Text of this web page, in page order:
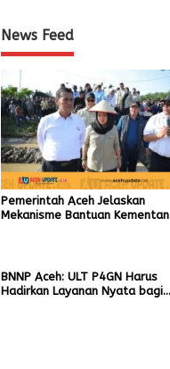
News Feed
Pemerintah Aceh Jelaskan
Mekanisme Bantuan Kementan
BNNP Aceh: ULT P4GN Harus
Hadirkan Layanan Nyata bagi